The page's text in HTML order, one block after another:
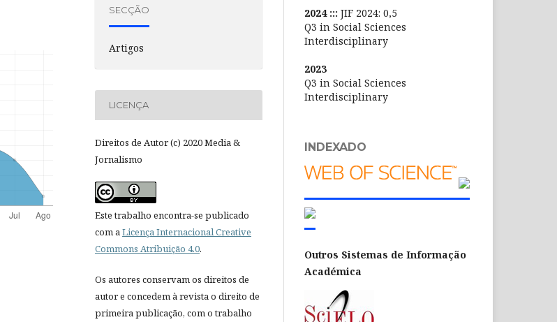
SECÇÃO
Artigos
LICENÇA
Direitos de Autor (c) 2020 Media &
Jornalismo
Este trabalho encontra-se publicado
com a Licença Internacional Creative
Commons Atribuição 4.0.
Os autores conservam os direitos de
autor e concedem à revista o direito de
primeira publicação, com o trabalho
2024 ::: JIF 2024: 0,5
Q3 in Social Sciences
Interdisciplinary
2023
Q3 in Social Sciences
Interdisciplinary
INDEXADO
Outros Sistemas de Informação
Académica